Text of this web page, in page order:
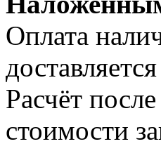
Оплата
Расчёт
стоимости